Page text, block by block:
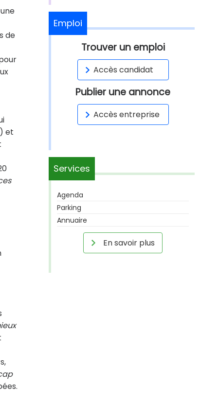
de
et
Emploi
Trouver un emploi
Accès candidat
Publier une annonce
Accès entreprise
Services
Agenda
Parking
Annuaire
En savoir plus